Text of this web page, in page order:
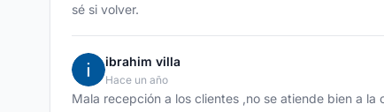
sé si volver.
ibrahim villa
Hace un año
Mala recepción a los clientes ,no se atiende bien a